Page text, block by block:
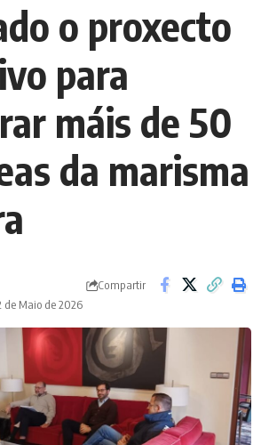
o proxecto
para
máis de 50
da marisma
de Maio de 2026
Compartir